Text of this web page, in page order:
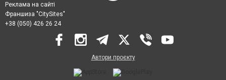
Реклама на сайті
Франшиза "CitySites"
+38 (050) 426 26 24
Автори проєкту